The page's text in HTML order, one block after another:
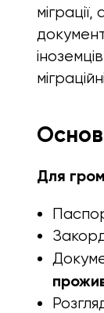
Для